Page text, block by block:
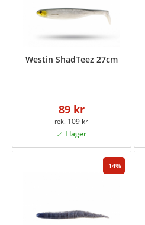
Westin ShadTeez 27cm
89 kr
109 kr
14